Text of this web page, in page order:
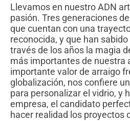
Llevamos en nuestro ADN
pasión. Tres generaciones
que cuentan con una
reconocida, y que han
través de los años la magia
más importantes de nuestra
importante valor de arraigo
globalización, nos confiere
para personalizar el vidrio, y
empresa, el candidato
hacer realidad los proyectos